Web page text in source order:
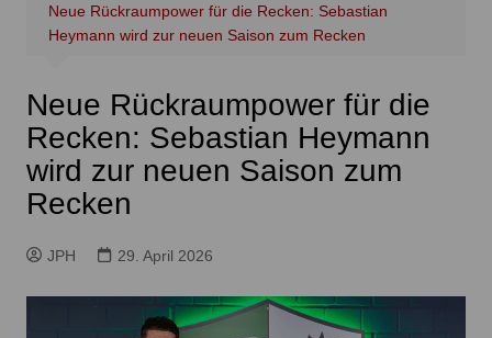
Neue Rückraumpower für die Recken: Sebastian
Heymann wird zur neuen Saison zum Recken
Neue Rückraumpower für die
Recken: Sebastian Heymann
wird zur neuen Saison zum
Recken
JPH 29. April 2026